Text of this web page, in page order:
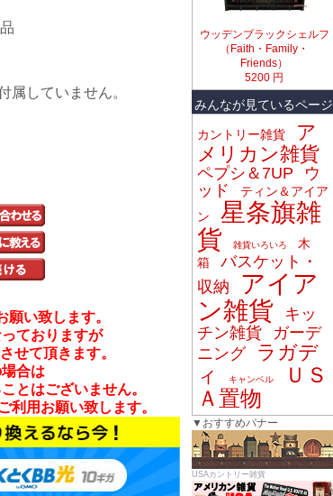
属していません。
い致します。
ておりますが
せて頂きます。
合は
とはございません。
利用お願い致します。
ウッデンブラックシェルフ
（Faith・Family・
Friends）
5200 円
みんなが見ているページ
カントリー雑貨
ア
メリカン雑貨
ペプシ＆7UP
ウ
ッド
ティン＆アイア
ン
星条旗雑
貨
雑貨いろいろ
木
箱
バスケット・
収納
アイア
ン雑貨
キッ
チン雑貨
ガーデ
ニング
ラガデ
ィ
キャンベル
ＵＳ
Ａ置物
▼おすすめバナー
USAカントリー雑貨